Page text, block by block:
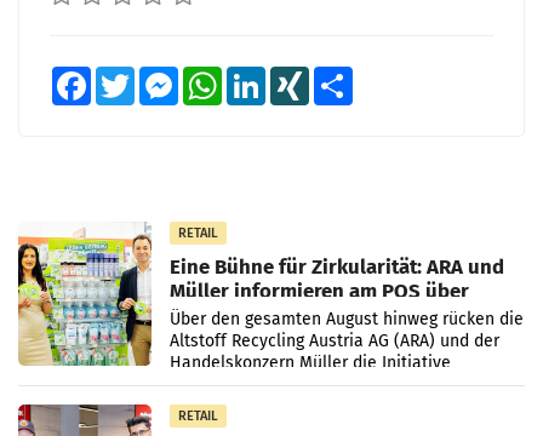
FacebookTwitter MessengerWhatsAppLinkedInXING
RETAIL
Eine Bühne für Zirkularität: ARA und
Müller informieren am POS über
Kreislauffähigkeit
Über den gesamten August hinweg rücken die
Altstoff Recycling Austria AG (ARA) und der
Handelskonzern Müller die Initiative
„Kreislauf-Helden“ in allen österreichischen
Müller-Filialen
RETAIL